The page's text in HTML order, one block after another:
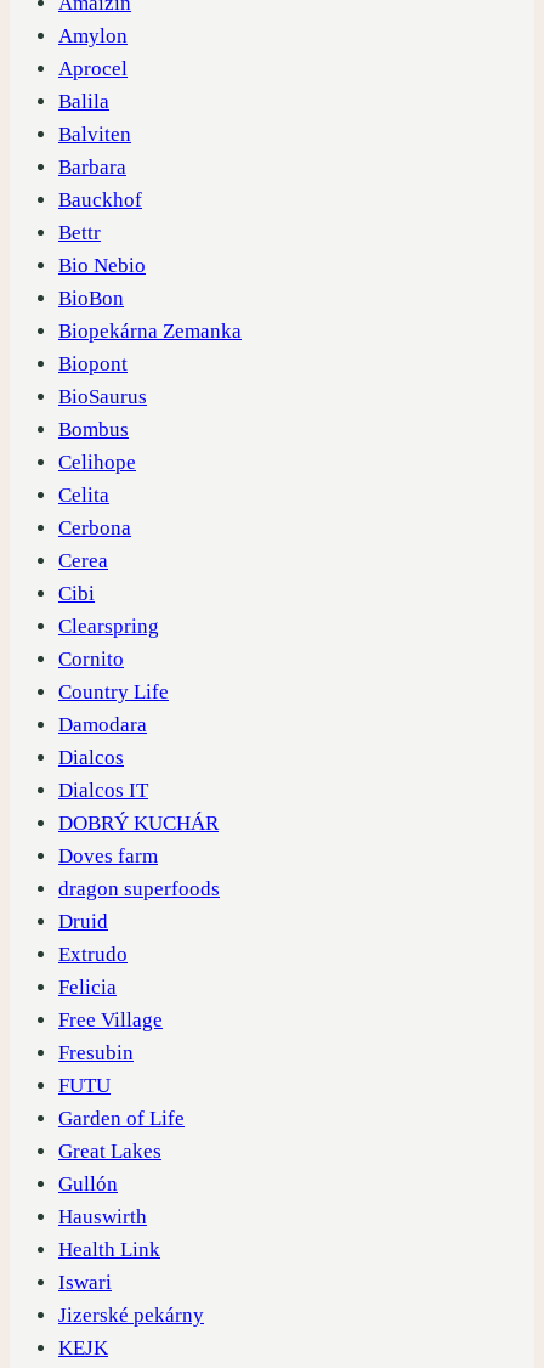
Amylon
Aprocel
Balila
Balviten
Barbara
Bauckhof
Bettr
Bio Nebio
BioBon
Biopekárna Zemanka
Biopont
BioSaurus
Bombus
Celihope
Celita
Cerbona
Cerea
Cibi
Clearspring
Cornito
Country Life
Damodara
Dialcos
Dialcos IT
DOBRÝ KUCHÁR
Doves farm
dragon superfoods
Druid
Extrudo
Felicia
Free Village
Fresubin
FUTU
Garden of Life
Great Lakes
Gullón
Hauswirth
Health Link
Iswari
Jizerské pekárny
KEJK